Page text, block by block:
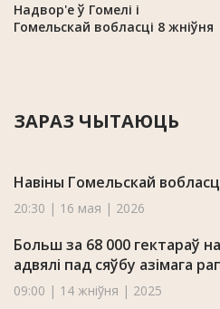
Надвор'е ў Гомелі і
Гомельскай вобласці 8 жніўня
ЗАРАЗ ЧЫТАЮЦЬ
Навіны Гомельскай
20:30 | 16 мая | 2026
Больш за 68 000 гектараў
адвялі пад сяўбу азімага
09:00 | 14 жніўня | 2025